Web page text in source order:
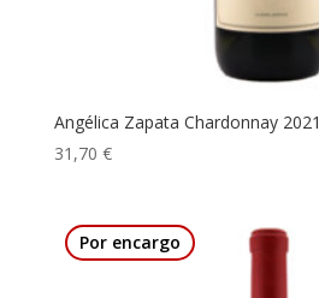
Angélica Zapata Chardonnay 2021
31,70 €
Por encargo